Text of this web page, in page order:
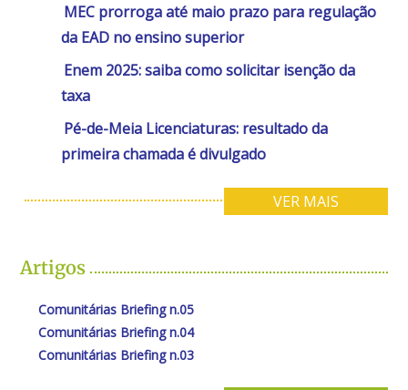
MEC prorroga até maio prazo para regulação
da EAD no ensino superior
Enem 2025: saiba como solicitar isenção da
taxa
Pé-de-Meia Licenciaturas: resultado da
primeira chamada é divulgado
VER MAIS
Artigos
Comunitárias Briefing n.05
Comunitárias Briefing n.04
Comunitárias Briefing n.03